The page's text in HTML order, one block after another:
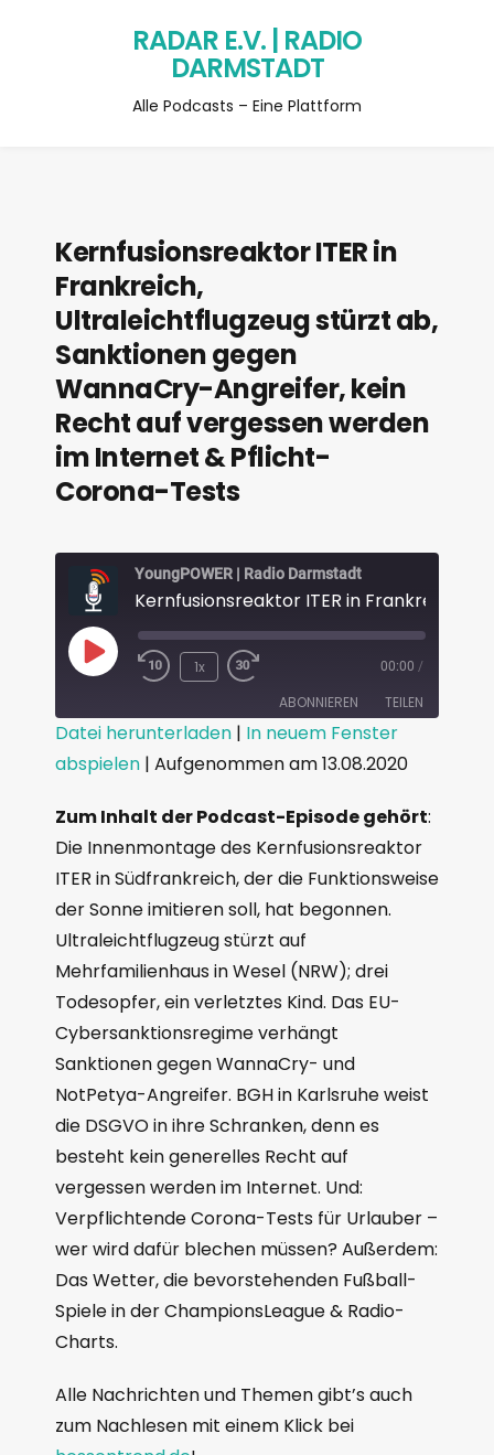
RADAR E.V. | RADIO
DARMSTADT
Alle Podcasts – Eine Plattform
Kernfusionsreaktor ITER in
Frankreich,
Ultraleichtflugzeug stürzt ab,
Sanktionen gegen
WannaCry-Angreifer, kein
Recht auf vergessen werden
im Internet & Pflicht-
Corona-Tests
YoungPOWER | Radio Darmstadt
1x 00:00 /
ABONNIEREN TEILEN
RSS FEED
TEILEN
LINK
EMBED
Datei herunterladen | In neuem Fenster
abspielen | Aufgenommen am 13.08.2020
Zum Inhalt der Podcast-Episode gehört:
Die Innenmontage des Kernfusionsreaktor
ITER in Südfrankreich, der die Funktionsweise
der Sonne imitieren soll, hat begonnen.
Ultraleichtflugzeug stürzt auf
Mehrfamilienhaus in Wesel (NRW); drei
Todesopfer, ein verletztes Kind. Das EU-
Cybersanktionsregime verhängt
Sanktionen gegen WannaCry- und
NotPetya-Angreifer. BGH in Karlsruhe weist
die DSGVO in ihre Schranken, denn es
besteht kein generelles Recht auf
vergessen werden im Internet. Und:
Verpflichtende Corona-Tests für Urlauber –
wer wird dafür blechen müssen? Außerdem:
Das Wetter, die bevorstehenden Fußball-
Spiele in der ChampionsLeague & Radio-
Charts.
Alle Nachrichten und Themen gibt’s auch
zum Nachlesen mit einem Klick bei